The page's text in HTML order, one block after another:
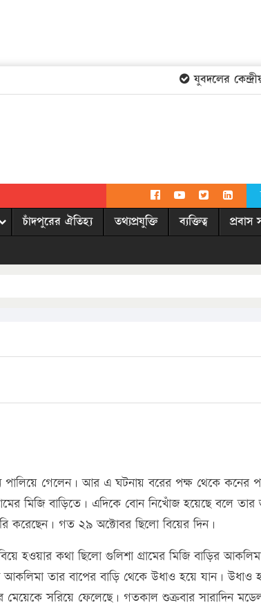
যুবদলের কেন্দ্রীয়
চাঁদপুরের ঐতিহ্য তথ্যপ্রযুক্তি ব্যক্তিত্ব প্রবাস
পালিয়ে গেলেন। আর এ ঘটনায় বরের পক্ষ থেকে কনের
মিজি বাড়িতে। এদিকে বোন নিখোঁজ হয়েছে বলে তার
করেছেন। গত ২৯ অক্টোবর ছিলো বিয়ের দিন।
হওয়ার কথা ছিলো গুলিশা গ্রামের মিজি বাড়ির
তার বাপের বাড়ি থেকে উধাও হয়ে যান। উধাও
সরিয়ে ফেলেছে। গতকাল শুক্রবার সারাদিন